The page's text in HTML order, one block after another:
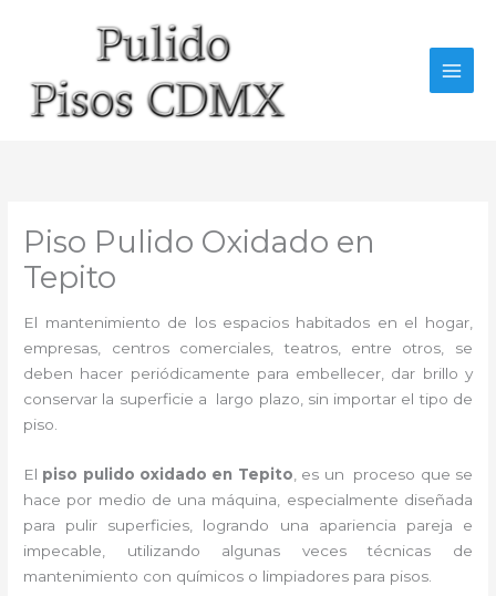
Piso Pulido Oxidado en
Tepito
El mantenimiento de los espacios habitados en el hogar,
empresas, centros comerciales, teatros, entre otros, se
deben hacer periódicamente para embellecer, dar brillo y
conservar la superficie a largo plazo, sin importar el tipo de
piso.
El piso pulido oxidado en Tepito , es un proceso que se
hace por medio de una máquina, especialmente diseñada
para pulir superficies, logrando una apariencia pareja e
impecable, utilizando algunas veces técnicas de
mantenimiento con químicos o limpiadores para pisos.